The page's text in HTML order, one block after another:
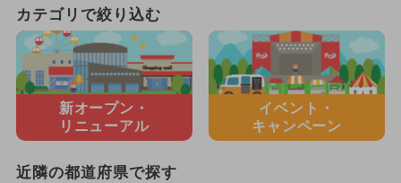
カテゴリで絞り込む
新オープン・
リニューアル
イベント・
キャンペーン
近隣の都道府県で探す